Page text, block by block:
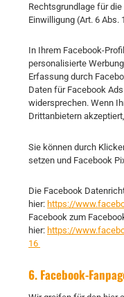
Rechtsgrundlage für
Einwilligung (Art. 6 Abs.
In Ihrem Facebook-
personalisierte
Erfassung durch
Daten für Facebook
widersprechen. Wenn
Drittanbietern
Sie können durch
setzen und Facebook
Die Facebook
hier: https://
Facebook zum
hier: https://
16
6. Facebook-